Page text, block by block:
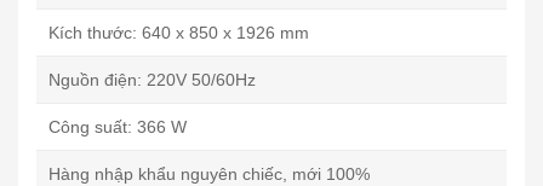
Kích thước: 640 x 850 x 1926 mm
Nguồn điện: 220V 50/60Hz
Công suất: 366 W
Hàng nhập khẩu nguyên chiếc, mới 100%